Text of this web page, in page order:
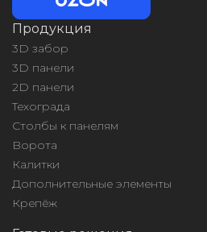
Продукция
3D забор
3D панели
2D панели
Техограда
Столбы к панелям
Ворота
Калитки
Дополнительные элементы
Крепёж